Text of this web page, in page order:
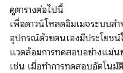
ดูตารางต่อไปนี้
เพื่อดาวน์โหลดอิมเมจระบบ
อุปกรณ์ด้วยตนเองมีประโยช
แวดล้อมการทดสอบอย่างแม่
เช่น เมื่อทำการทดสอบอัตโนมัติ